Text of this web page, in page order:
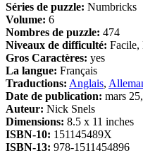
Séries de puzzle: Numbricks
Volume: 6
Nombres de puzzle: 474
Niveaux de difficulté:
Gros Caractères: yes
La langue: Français
Traductions: Anglais,
Date de publication: mars
Auteur: Nick Snels
Dimensions: 8.5 x 11 inches
ISBN-10: 151145489X
ISBN-13: 978-1511454896